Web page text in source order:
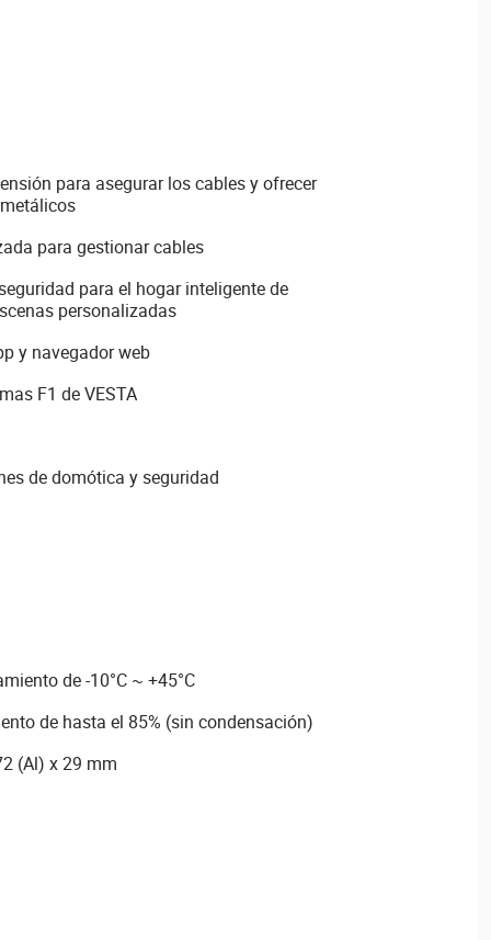
para asegurar los cables y ofrecer
para gestionar cables
para el hogar inteligente de
personalizadas
y navegador web
F1 de VESTA
de domótica y seguridad
de -10°C ~ +45°C
de hasta el 85% (sin condensación)
(Al) x 29 mm